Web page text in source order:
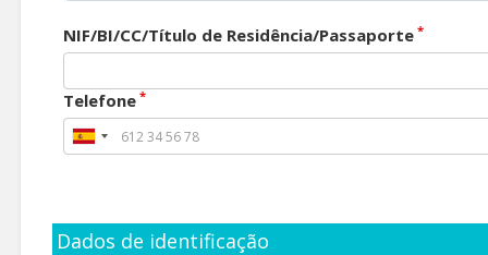
NIF/BI/CC/Título de Residência/Passaporte *
Telefone *
Dados de identificação